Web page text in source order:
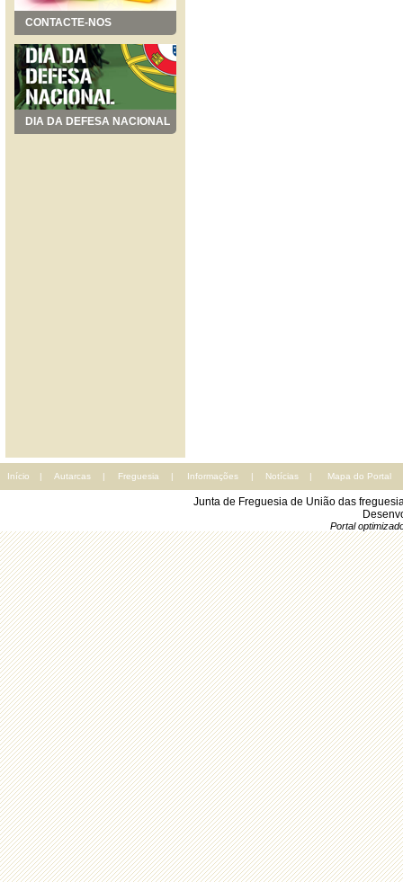
CONTACTE-NOS
DIA DA DEFESA NACIONAL
Início | Autarcas | Freguesia | Informações | Notícias | Mapa do Portal
Junta de Freguesia de União das
Portal